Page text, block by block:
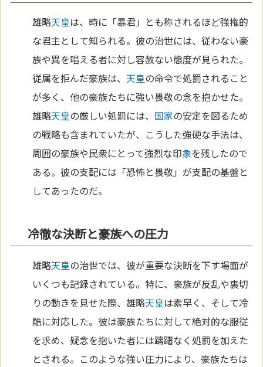
雄略天皇は、時に「暴君」とも称されるほど強権的
な君主として知られる。彼の治世には、従わない豪
族や異を唱える者に対し容赦ない態度が見られた。
従属を拒んだ豪族は、天皇の命令で処罰されること
が多く、他の豪族たちに強い畏敬の念を抱かせた。
雄略天皇の厳しい処罰には、 国家の安定を図るため
の戦略も含まれていたが、こうした強硬な手法は、
周囲の豪族や民衆にとって強烈な印象を残したので
ある。彼の支配には「恐怖と畏敬」が支配の基盤と
してあったのだ。
冷徹な決断と豪族への圧力
雄略天皇の治世では、彼が重要な決断を下す場面が
いくつも記録されている。特に、豪族が反乱や裏切
りの動きを見せた際、雄略天皇は素早く、そして冷
酷に対応した。彼は豪族たちに対して絶対的な服従
を求め、疑念を抱いた者には躊躇なく処罰を加えた
とされる。このような強い圧力により、豪族たちは